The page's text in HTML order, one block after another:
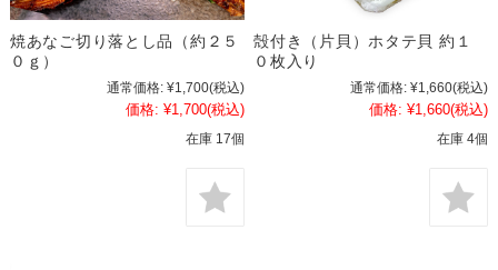
焼あなご切り落とし品（約２５
０ｇ）
通常価格: ¥1,700(税込)
価格: ¥1,700(税込)
在庫 17個
殻付き（片貝）ホタテ貝 約１
０枚入り
通常価格: ¥1,660(税込)
価格: ¥1,660(税込)
在庫 4個